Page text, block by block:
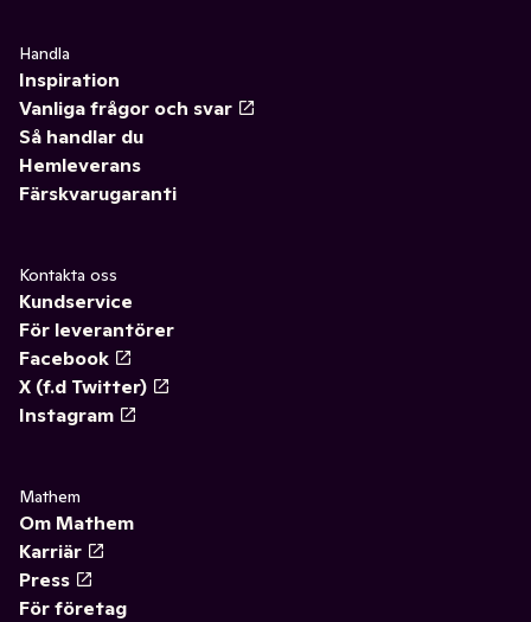
Handla
Inspiration
Vanliga frågor och svar
Så handlar du
Hemleverans
Färskvarugaranti
Kontakta oss
Kundservice
För leverantörer
Facebook
X (f.d Twitter)
Instagram
Mathem
Om Mathem
Karriär
Press
För företag